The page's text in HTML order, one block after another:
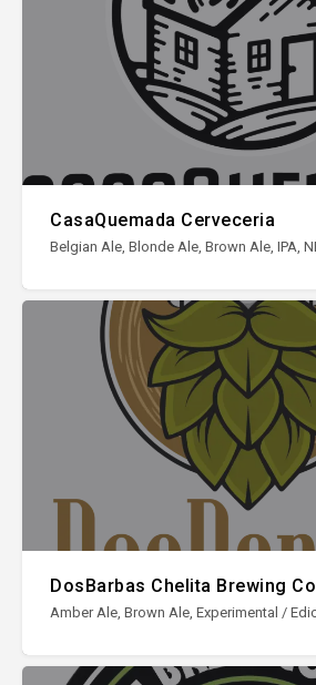
CasaQuemada Cerveceria
Belgian Ale, Blonde Ale, Brown Ale, IPA,
DosBarbas Chelita Brewing
Amber Ale, Brown Ale, Experimental /